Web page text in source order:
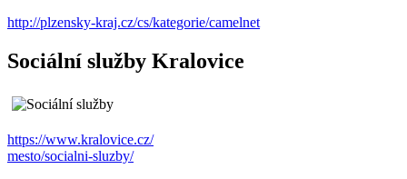
http://plzensky-kraj.cz/cs/kategorie/camelnet
Sociální služby Kralovice
https://www.kralovice.cz/
mesto/socialni-sluzby/